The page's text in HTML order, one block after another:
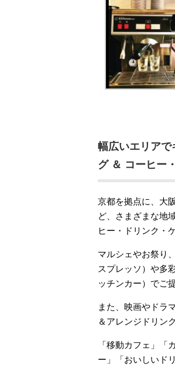
幅広いエリア
グ ＆ コーヒー
京都を拠点に、大
ど、さまざまな地
ヒー・ドリンク・
マルシェやお祭り
スプレッソ）や多
ッチンカー）でご
また、映画やドラ
＆アレンジドリン
「移動カフェ」「
ー」「おいしいド